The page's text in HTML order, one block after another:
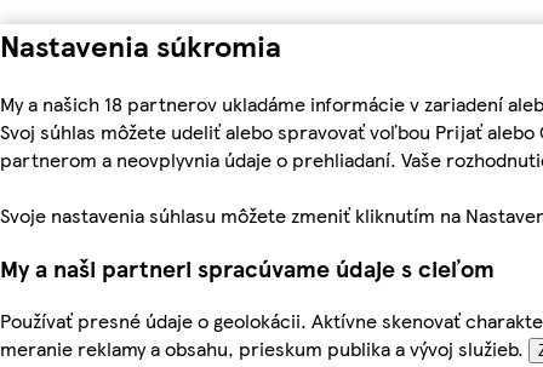
Nastavenia súkromia
My a našich 18 partnerov ukladáme informácie v zariadení
Svoj súhlas môžete udeliť alebo spravovať voľbou Prijať
partnerom a neovplyvnia údaje o prehliadaní. Vaše
Svoje nastavenia súhlasu môžete zmeniť kliknutím na
My a naši partneri spracúvame údaje s cieľom
Používať presné údaje o geolokácii. Aktívne skenovať
meranie reklamy a obsahu, prieskum publika a vývoj služieb.